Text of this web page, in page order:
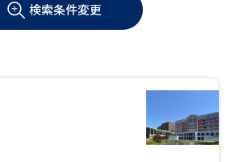
大学入学共通テスト「受験案
検索条件変更